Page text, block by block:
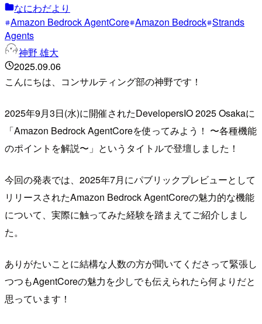
なにわだより
Amazon Bedrock AgentCore Amazon Bedrock Strands
Agents
神野 雄大
2025.09.06
こんにちは、コンサルティング部の神野です！
2025年9月3日(水)に開催されたDevelopersIO 2025 Osakaに
「Amazon Bedrock AgentCoreを使ってみよう！ 〜各種機能
のポイントを解説〜」というタイトルで登壇しました！
今回の発表では、2025年7月にパブリックプレビューとして
リリースされたAmazon Bedrock AgentCoreの魅力的な機能
について、実際に触ってみた経験を踏まえてご紹介しまし
た。
ありがたいことに結構な人数の方が聞いてくださって緊張し
つつもAgentCoreの魅力を少しでも伝えられたら何よりだと
思っています！